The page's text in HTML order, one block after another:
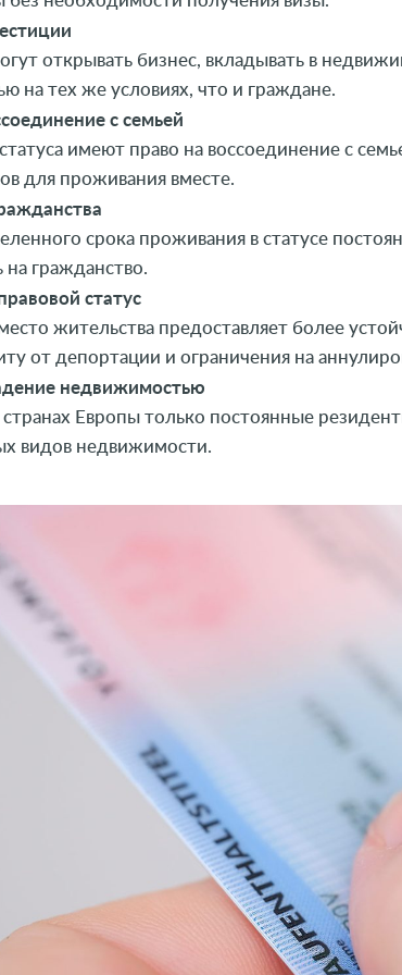
открывать бизнес, вкладывать в
на тех же условиях, что и граждане.
с семьей
имеют право на воссоединение с
для проживания вместе.
срока проживания в статусе
на гражданство.
статус
жительства предоставляет более
от депортации и ограничения на
недвижимостью
Европы только постоянные
видов недвижимости.